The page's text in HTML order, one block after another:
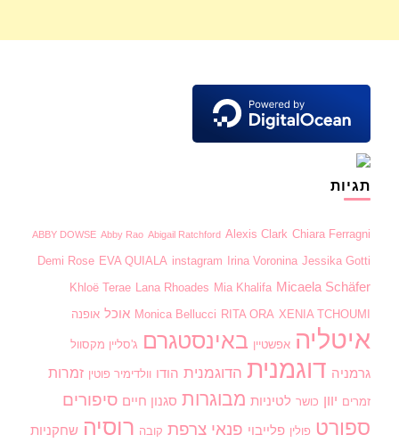
תגיות
ABBY DOWSE Abby Rao Abigail Ratchford Alexis Clark Chiara Ferragni
Demi Rose EVA QUIALA instagram Irina Voronina Jessika Gotti
Khloë Terae Lana Rhoades Mia Khalifa Micaela Schäfer
Monica Bellucci RITA ORA XENIA TCHOUMI אוכל אופנה
איטליה אפשטיין באינסטגרם ג'סליין מקסוול
גרמניה דוגמנית הדוגמנית הודו וולדימיר פוטין זמרות
זמרים יוון כושר לטיניות מבוגרות סגנון חיים סיפורים
ספורט פולין פלייבוי פנאי צרפת קובה רוסיה שחקניות